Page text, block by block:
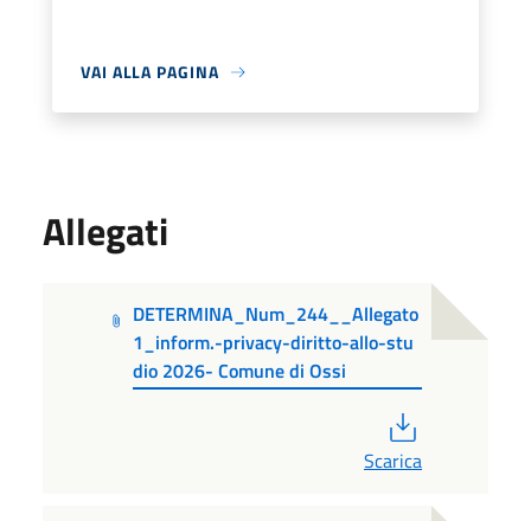
VAI ALLA PAGINA
Allegati
DETERMINA_Num_244__Allegato
1_inform.-privacy-diritto-allo-stu
dio 2026- Comune di Ossi
Scarica